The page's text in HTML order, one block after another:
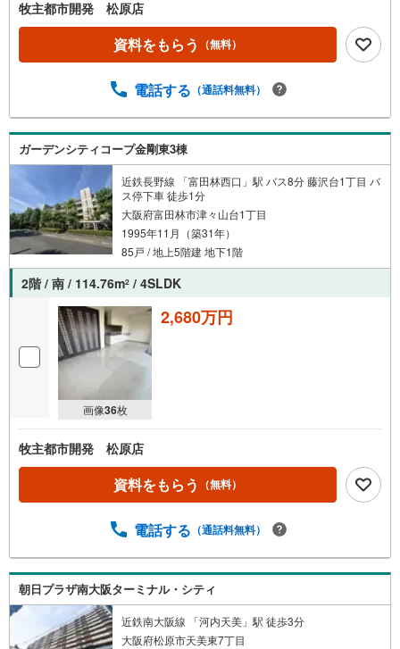
牧主都市開発 松原店
資料をもらう （無料）
電話する （通話料無料）
ガーデンシティコープ金剛東3棟
近鉄長野線 「富田林西口」駅 バス8分 藤沢台1丁目 バ
ス停下車 徒歩1分
大阪府富田林市津々山台1丁目
1995年11月（築31年）
85戸 / 地上5階建 地下1階
2階 / 南 / 114.76m2 / 4SLDK
画像36枚
2,680万円
牧主都市開発 松原店
資料をもらう （無料）
電話する （通話料無料）
朝日プラザ南大阪ターミナル・シティ
近鉄南大阪線 「河内天美」駅 徒歩3分
大阪府松原市天美東7丁目